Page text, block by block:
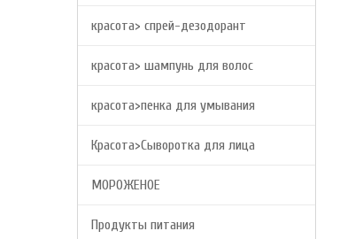
красота> спрей-дезодорант
красота> шампунь для волос
красота>пенка для умывания
Красота>Сыворотка для лица
МОРОЖЕНОЕ
Продукты питания